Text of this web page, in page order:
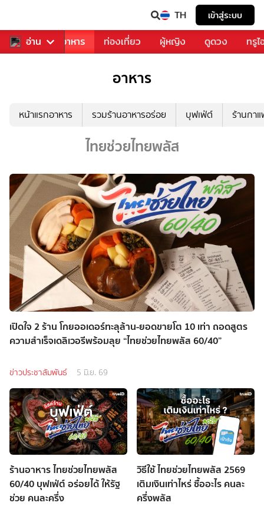
TH เข้าสู่ระบบ
อ่าน
การเพลง อาหาร ท่องเที่ยว ผู้หญิง ดูดวง ทรู
อาหาร
หน้าแรกอาหาร รวมร้านอาหารอร่อย บุฟเฟ่ต์ ร้านกา
ไทยช่วยไทยพลัส
เปิดใจ 2 ร้าน โกยออเดอร์ทะลุล้าน-ยอดขายโต 10 เท่า ถอดสูตร
ความสำเร็จเดลิเวอรีพร้อมลุย “ไทยช่วยไทยพลัส 60/40”
ข่าวประชาสัมพันธ์ 5 มิ.ย. 69
ร้านอาหาร ไทยช่วยไทยพลัส
60/40 บุฟเฟ่ต์ อร่อยได้ ให้รัฐ
ช่วย คนละครึ่ง
วิธีใช้ ไทยช่วยไทยพลัส 2569
เติมเงินเท่าไหร่ ซื้ออะไร คนละ
ครึ่งพลัส